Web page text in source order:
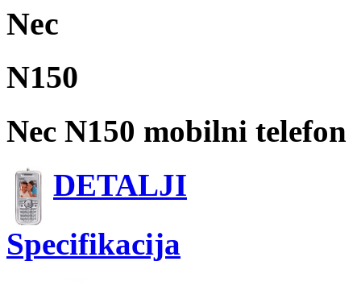
Nec
N150
Nec N150 mobilni telefon
DETALJI
Specifikacija